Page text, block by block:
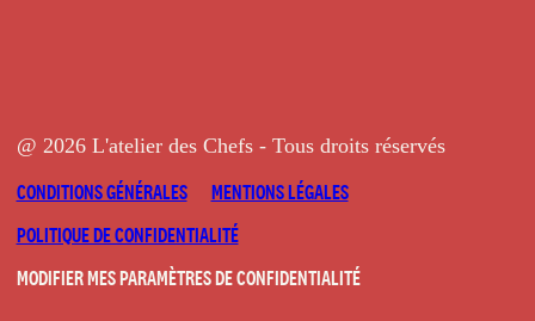
@ 2026 L'atelier des Chefs - Tous droits réservés
CONDITIONS GÉNÉRALES
MENTIONS LÉGALES
POLITIQUE DE CONFIDENTIALITÉ
MODIFIER MES PARAMÈTRES DE CONFIDENTIALITÉ